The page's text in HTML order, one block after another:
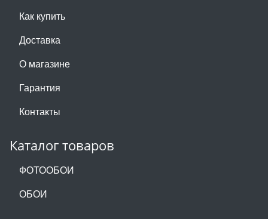
Как купить
Доставка
О магазине
Гарантия
Контакты
Каталог товаров
ФОТООБОИ
ОБОИ